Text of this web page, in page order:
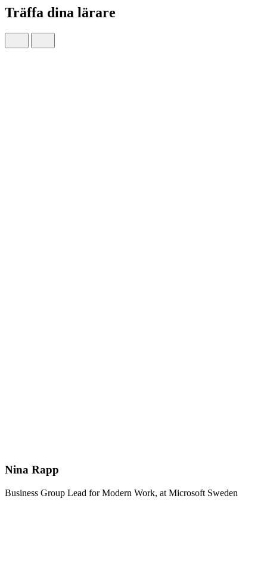
Träffa dina lärare
Nina Rapp
Business Group Lead for Modern Work, at Microsoft Sweden